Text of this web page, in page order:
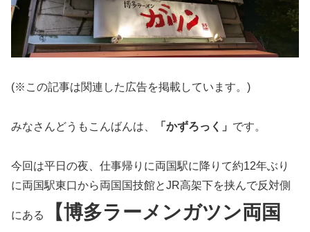
(※この記事は関連した広告を掲載しています。)
みなさんどうもこんばんは、 「かずろっく」 です。
今回は平日の夜、仕事帰りに両国駅に降りて約12年ぶり
に両国駅東口から両国国技館とJR高架下を挟んで反対側
にある 【博多ラーメンガツン両国